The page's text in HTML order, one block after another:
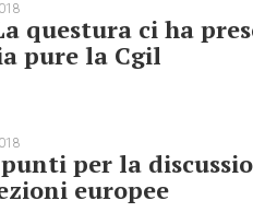
questura ci ha
pure la Cgil
per la
europee